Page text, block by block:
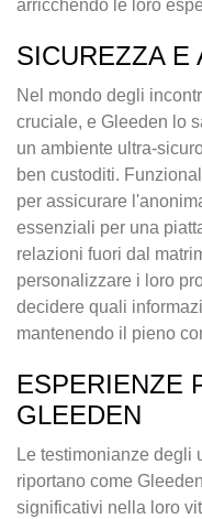
arricchendo le loro
SICUREZZA E
Nel mondo degli
cruciale, e Gleeden lo
un ambiente ultra-
ben custoditi.
per assicurare
essenziali per una
relazioni fuori dal
personalizzare i loro
decidere quali
mantenendo il pieno
ESPERIENZE
GLEEDEN
Le testimonianze degli
riportano come
significativi nella loro